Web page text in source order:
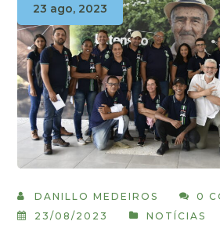
23 ago, 2023
DANILLO MEDEIROS
0
23/08/2023
NOTÍCIAS